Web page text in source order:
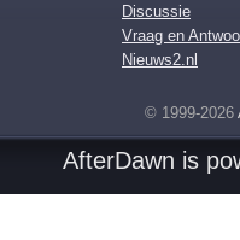
Discussie
Vraag en
Nieuws2.nl
© 1999-2026
AfterDawn is